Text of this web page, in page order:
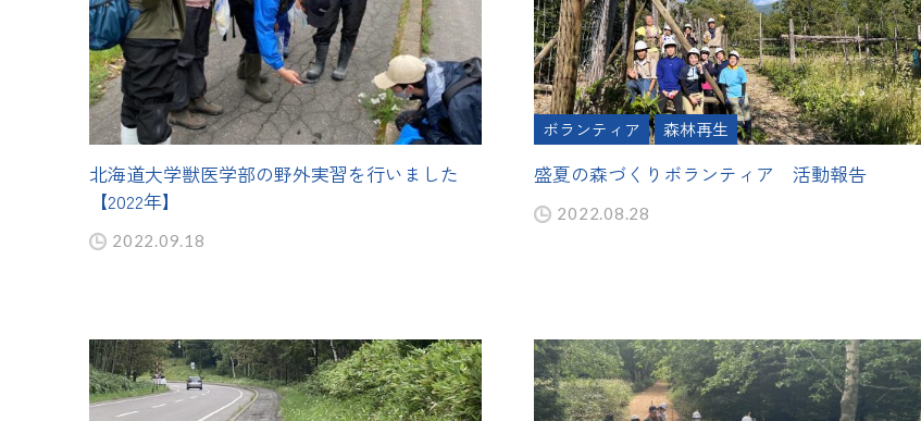
北海道大学獣医学部の野外実習を行いました
【2022年】
2022.09.18
ボランティア 森林再生
盛夏の森づくりボランティア 活動報告
2022.08.28